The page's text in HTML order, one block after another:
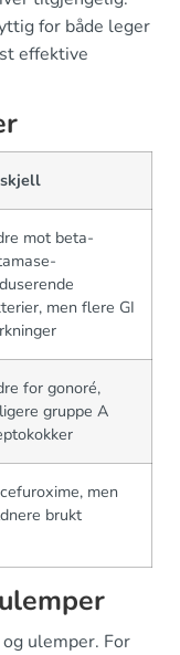
for både leger
effektive
mot beta-
men flere GI
for gonoré,
gruppe A
men
brukt
ulemper. For